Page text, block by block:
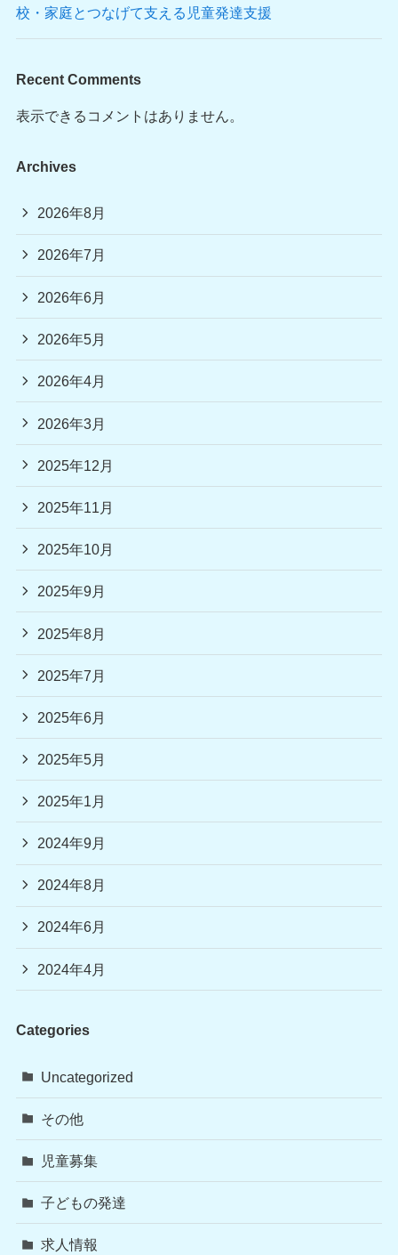
校・家庭とつなげて支える児童発達支援
Recent Comments
表示できるコメントはありません。
Archives
2026年8月
2026年7月
2026年6月
2026年5月
2026年4月
2026年3月
2025年12月
2025年11月
2025年10月
2025年9月
2025年8月
2025年7月
2025年6月
2025年5月
2025年1月
2024年9月
2024年8月
2024年6月
2024年4月
Categories
Uncategorized
その他
児童募集
子どもの発達
求人情報